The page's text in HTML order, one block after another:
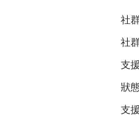
社
社
支
狀
支